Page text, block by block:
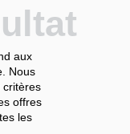
aux
Nous
critères
offres
les